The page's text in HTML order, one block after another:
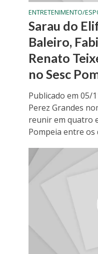
ENTRETENIMENTO/
Sarau do
Baleiro,
Renato
no Sesc
Publicado em 05/
Perez Grandes
reunir em quatro
Pompeia entre os